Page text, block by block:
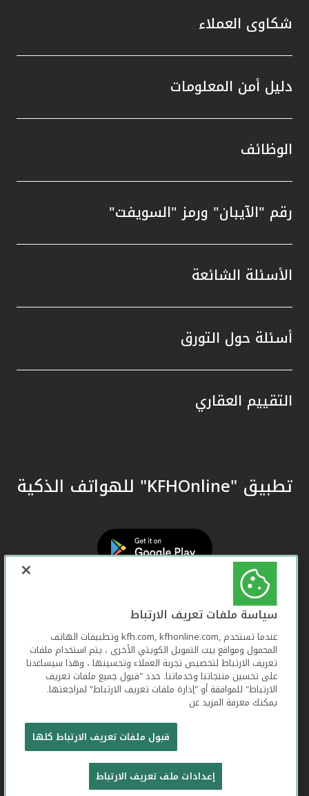
تواصل معنا
شكاوى العملاء
دليل أمن المعلومات
الوظائف
رقم "الآيبان" ورمز "السويفت"
الأسئلة الشائعة
أسئلة حول التورق
التقييم العقاري
تطبيق "KFHOnline" للهواتف الذكية
بيت التمويل الكويتي جميع الحقوق محفوظة © 2026
شروط وأحكام استخدام الموقع الإلكتروني
تعريف الارتباط بيان الخصوصية
سياسة ملفات تعريف الارتباط
عندما تستخدم ,kfh.com, kfhonline.com وتطبيقات الهاتف
المحمول ومواقع بيت التمويل الكويتي الأخرى ، يتم استخدام ملفات
تعريف الارتباط لتخصيص تجربة العملاء وتحسينها ، وهذا سيساعدنا
على تحسين منتجاتنا وخدماتنا. حدد "قبول جميع ملفات تعريف
الارتباط" للموافقة أو "إدارة ملفات تعريف الارتباط" لمراجعتها.
يمكنك معرفة المزيد عن
قبول ملفات تعريف الارتباط كلها
إعدادات ملف تعريف الارتباط